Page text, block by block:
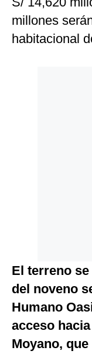
millones
habitacional
El terreno se
del noveno
Humano
acceso
Moyano,